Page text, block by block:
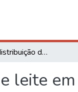
Mobilidade e distribuição de solutos de soro de leite em colunas de solo
leite